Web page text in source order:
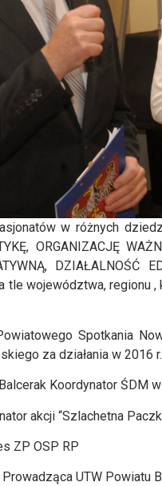
w różnych
ORGANIZACJĘ
tle województwa, regionu
Spotkania
za działania w 2016
Koordynator ŚDM
akcji “Szlachetna
ZP OSP RP
UTW Powiatu